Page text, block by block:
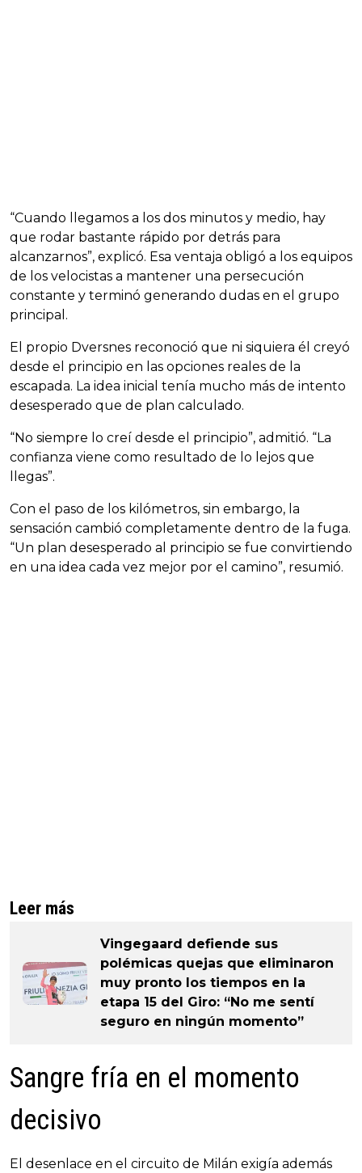
“Cuando llegamos a los dos minutos y medio, hay
que rodar bastante rápido por detrás para
alcanzarnos”, explicó. Esa ventaja obligó a los equipos
de los velocistas a mantener una persecución
constante y terminó generando dudas en el grupo
principal.
El propio Dversnes reconoció que ni siquiera él creyó
desde el principio en las opciones reales de la
escapada. La idea inicial tenía mucho más de intento
desesperado que de plan calculado.
“No siempre lo creí desde el principio”, admitió. “La
confianza viene como resultado de lo lejos que
llegas”.
Con el paso de los kilómetros, sin embargo, la
sensación cambió completamente dentro de la fuga.
“Un plan desesperado al principio se fue convirtiendo
en una idea cada vez mejor por el camino”, resumió.
Leer más
Vingegaard defiende sus
polémicas quejas que eliminaron
muy pronto los tiempos en la
etapa 15 del Giro: “No me sentí
seguro en ningún momento”
Sangre fría en el momento
decisivo
El desenlace en el circuito de Milán exigía además